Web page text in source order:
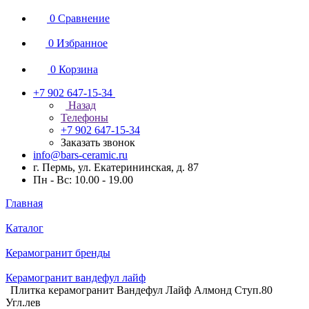
0 Сравнение
0 Избранное
0 Корзина
+7 902 647-15-34
Назад
Телефоны
+7 902 647-15-34
Заказать звонок
info@bars-ceramic.ru
г. Пермь, ул. Екатерининская, д. 87
Пн - Вс: 10.00 - 19.00
Главная
Каталог
Керамогранит бренды
Керамогранит вандефул лайф
Плитка керамогранит Вандефул Лайф Алмонд Ступ.80
Угл.лев